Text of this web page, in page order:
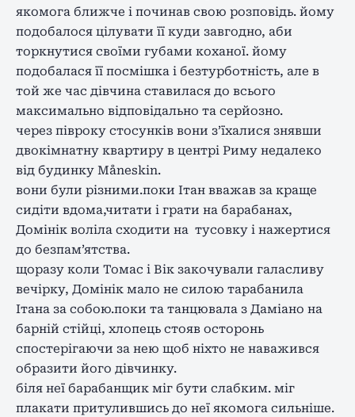
якомога ближче і починав свою розповідь. йому
подобалося цілувати її куди завгодно, аби
торкнутися своїми губами коханої. йому
подобалася її посмішка і безтурботність, але в
той же час дівчина ставилася до всього
максимально відповідально та серйозно.
через півроку стосунків вони з’їхалися знявши
двокімнатну квартиру в центрі Риму недалеко
від будинку Måneskin.
вони були різними.поки Ітан вважав за краще
сидіти вдома,читати і грати на барабанах,
Домінік воліла сходити на тусовку і нажертися
до безпам’ятства.
щоразу коли Томас і Вік закочували галасливу
вечірку, Домінік мало не силою тарабанила
Ітана за собою.поки та танцювала з Даміано на
барній стійці, хлопець стояв осторонь
спостерігаючи за нею щоб ніхто не наважився
образити його дівчинку.
біля неї барабанщик міг бути слабким. міг
плакати притулившись до неї якомога сильніше.